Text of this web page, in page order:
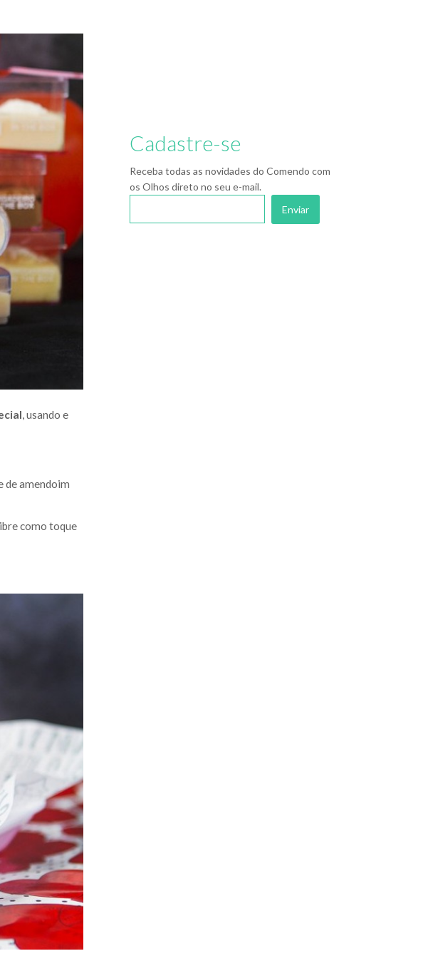
, usando e
de amendoim
como toque
Cadastre-se
Receba todas as novidades do Comendo com
os Olhos direto no seu e-mail.